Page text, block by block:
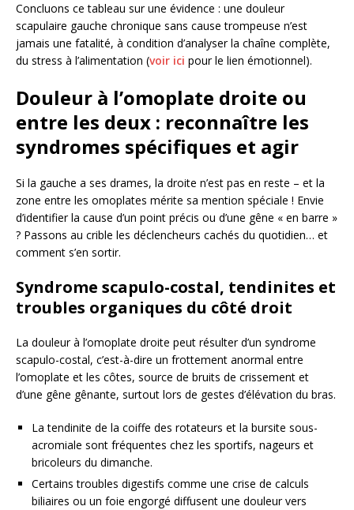
Concluons ce tableau sur une évidence : une douleur
scapulaire gauche chronique sans cause trompeuse n’est
jamais une fatalité, à condition d’analyser la chaîne complète,
du stress à l’alimentation (voir ici pour le lien émotionnel).
Douleur à l’omoplate droite ou
entre les deux : reconnaître les
syndromes spécifiques et agir
Si la gauche a ses drames, la droite n’est pas en reste – et la
zone entre les omoplates mérite sa mention spéciale ! Envie
d’identifier la cause d’un point précis ou d’une gêne « en barre »
? Passons au crible les déclencheurs cachés du quotidien… et
comment s’en sortir.
Syndrome scapulo-costal, tendinites et
troubles organiques du côté droit
La douleur à l’omoplate droite peut résulter d’un syndrome
scapulo-costal, c’est-à-dire un frottement anormal entre
l’omoplate et les côtes, source de bruits de crissement et
d’une gêne gênante, surtout lors de gestes d’élévation du bras.
La tendinite de la coiffe des rotateurs et la bursite sous-
acromiale sont fréquentes chez les sportifs, nageurs et
bricoleurs du dimanche.
Certains troubles digestifs comme une crise de calculs
biliaires ou un foie engorgé diffusent une douleur vers